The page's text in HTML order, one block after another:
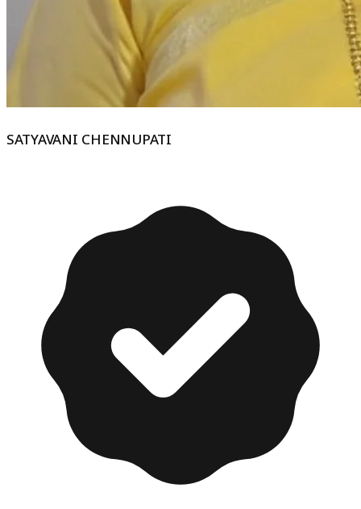
SATYAVANI CHENNUPATI